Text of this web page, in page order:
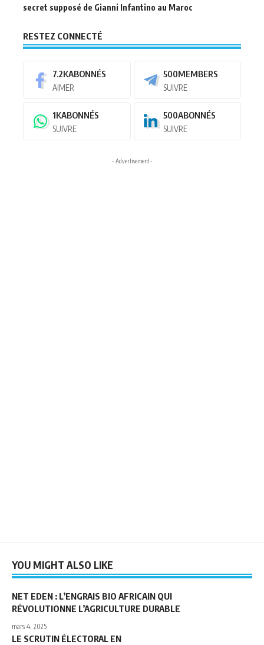
secret supposé de Gianni Infantino au Maroc
RESTEZ CONNECTÉ
7.2KABONNÉS
AIMER
500MEMBERS
SUIVRE
1KABONNÉS
SUIVRE
500ABONNÉS
SUIVRE
- Advertisement -
YOU MIGHT ALSO LIKE
NET EDEN : L’ENGRAIS BIO AFRICAIN QUI
RÉVOLUTIONNE L’AGRICULTURE DURABLE
mars 4, 2025
LE SCRUTIN ÉLECTORAL EN